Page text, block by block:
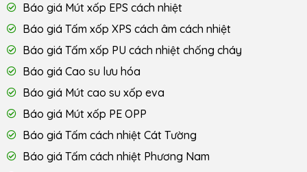
Báo giá Mút xốp EPS cách nhiệt
Báo giá Tấm xốp XPS cách âm cách nhiệt
Báo giá Tấm xốp PU cách nhiệt chống cháy
Báo giá Cao su lưu hóa
Báo giá Mút cao su xốp eva
Báo giá Mút xốp PE OPP
Báo giá Tấm cách nhiệt Cát Tường
Báo giá Tấm cách nhiệt Phương Nam